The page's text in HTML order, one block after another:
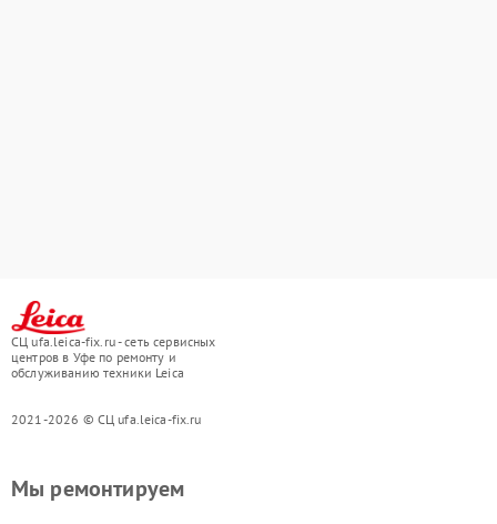
СЦ ufa.leica-fix.ru - сеть сервисных
центров в Уфе по ремонту и
обслуживанию техники Leica
2021-2026 © СЦ ufa.leica-fix.ru
Мы ремонтируем